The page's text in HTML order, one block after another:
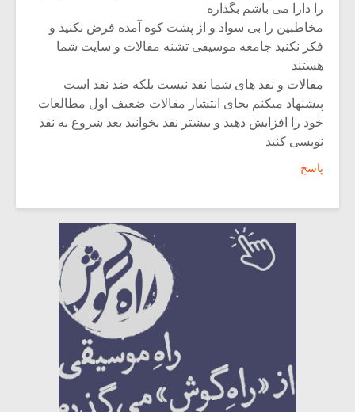
را دارا می باشم بگذاره
مخاطبین را بی سواد و از پشت کوه آمده فرض نکنید و
فکر نکنید جامعه موسیقی تشنه مقالات و سایت شما
هستند
مقالات و نقد های شما نقد نیست بلکه ضد نقد است
پیشنهاد میکنم بجای انتشار مقالات ضعیف اول مطالعات
خود را افزایش دهید و بیشتر نقد بخوانید بعد شروع به نقد
نویسی کنید
پاسخ